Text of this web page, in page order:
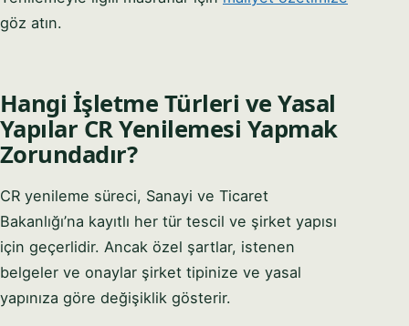
göz atın.
Hangi İşletme Türleri ve Yasal
Yapılar CR Yenilemesi Yapmak
Zorundadır?
CR yenileme süreci, Sanayi ve Ticaret
Bakanlığı’na kayıtlı her tür tescil ve şirket yapısı
için geçerlidir. Ancak özel şartlar, istenen
belgeler ve onaylar şirket tipinize ve yasal
yapınıza göre değişiklik gösterir.